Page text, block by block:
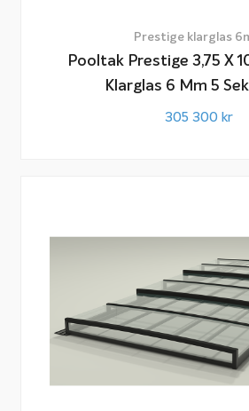
Prestige klarglas
Pooltak Prestige 3,75 X
Klarglas 6 Mm 5
305 300 kr